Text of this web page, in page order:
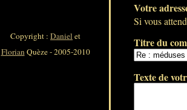
Votre
Si vous
Titre du
Texte de
Copyright : Daniel et
FlorianQuèze - 2005-2010